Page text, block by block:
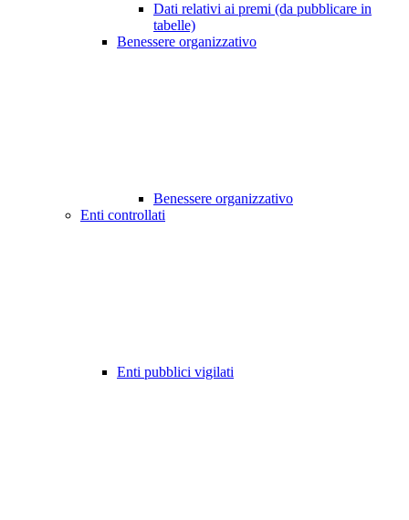
Dati relativi ai premi (da pubblicare in
tabelle)
Benessere organizzativo
Benessere organizzativo
Enti controllati
Enti pubblici vigilati